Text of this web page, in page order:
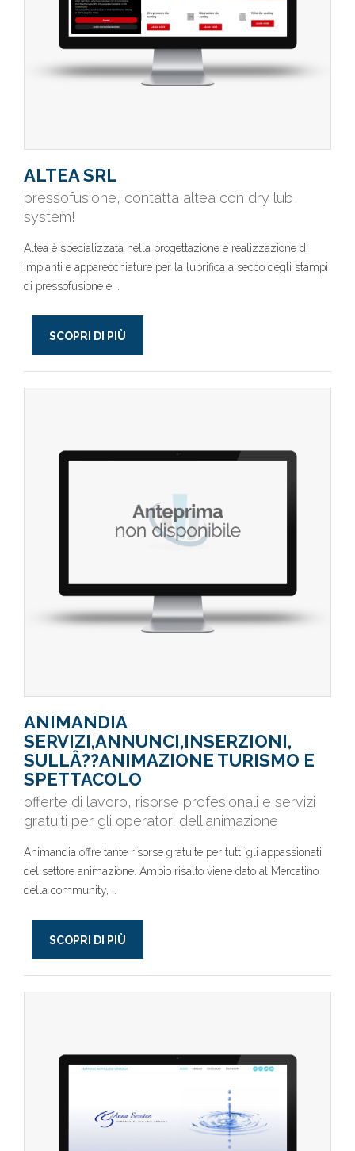
ALTEA SRL
pressofusione, contatta altea con dry lub
system!
Altea è specializzata nella progettazione e realizzazione di
impianti e apparecchiature per la lubrifica a secco degli stampi
di pressofusione e ..
SCOPRI DI PIÙ
ANIMANDIA
SERVIZI,ANNUNCI,INSERZIONI,
SULLÂ??ANIMAZIONE TURISMO E
SPETTACOLO
offerte di lavoro, risorse profesionali e servizi
gratuiti per gli operatori dell'animazione
Animandia offre tante risorse gratuite per tutti gli appassionati
del settore animazione. Ampio risalto viene dato al Mercatino
della community, ..
SCOPRI DI PIÙ